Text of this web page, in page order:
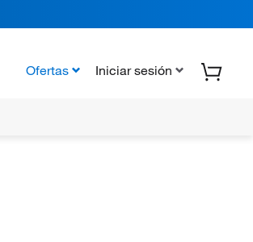
Ofertas Iniciar sesión